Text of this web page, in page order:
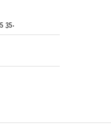
35.